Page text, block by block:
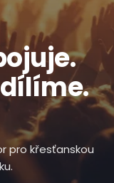
pro křesťanskou